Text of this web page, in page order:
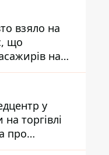
взяло на
що
на
в
у
торгівлі
про